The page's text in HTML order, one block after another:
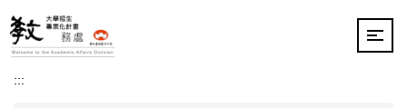
跳
到
主
內
:::